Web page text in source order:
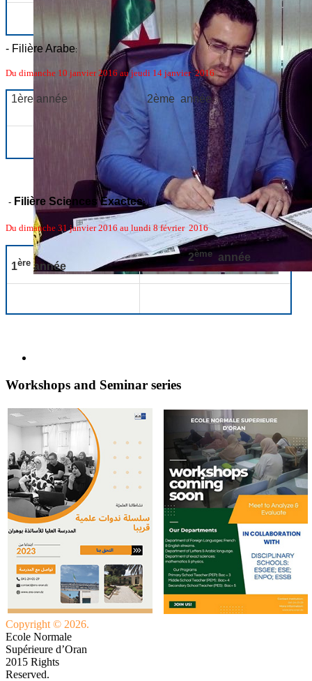
- Filière Arabe:
Du dimanche 10 janvier 2016 au jeudi 14 janvier2016
1ère année 2ème année
- Filière Sciences Exactes:
Du dimanche 31 janvier 2016 au lundi 8 février 2016
1ère année
2ème année
Workshops and Seminar series
Copyright © 2026.
Ecole Normale
Supérieure d’Oran
2015 Rights
Reserved.